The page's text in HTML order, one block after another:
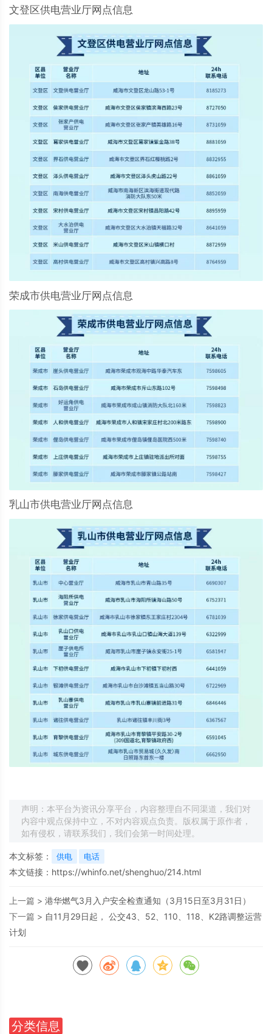
文登区供电营业厅网点信息
荣成市供电营业厅网点信息
乳山市供电营业厅网点信息
声明：本平台为资讯分享平台，内容整理自不同渠道，我们对
内容中观点保持中立，不对内容观点负责。版权属于原作者，
如有侵权，请联系我们，我们会第一时间处理。
本文标签： 供电 电话
本文链接： https://whinfo.net/shenghuo/214.html
上一篇 > 港华燃气3月入户安全检查通知（3月15日至3月31日）
下一篇 > 自11月29日起， 公交43、52、110、118、K2路调整运营
计划
分类信息